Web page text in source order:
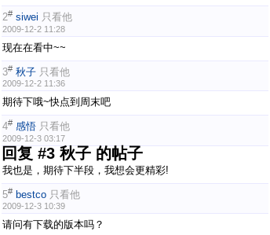
2# siwei 只看他
2009-12-2 11:28
现在在看中~~
3# 秋子 只看他
2009-12-2 11:36
期待下哦~快点到周末吧
4# 感悟 只看他
2009-12-3 03:17
回复 #3 秋子 的帖子
我也是，期待下半段，我想会更精彩!
5# bestco 只看他
2009-12-3 10:39
请问有下载的版本吗？